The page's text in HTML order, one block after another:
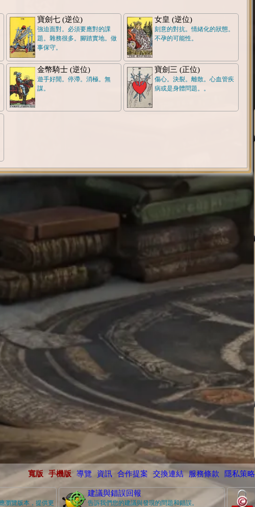
寶劍七 (逆位)
強迫面對。必須要應對的課
題。雜務很多。腳踏實地。做
事保守。
女皇 (逆位)
刻意的對抗。情緒化的狀態。
不孕的可能性。
金幣騎士 (逆位)
遊手好閒。停滯。消極。無
謀。
寶劍三 (正位)
傷心。決裂。離散。心血管疾
病或是身體問題。。
寬版 手機版 導覽 資訊 合作提案 交換連結 服務條款 隱私策略
瀏覽版本，提供更
建議與錯誤回報
告訴我們您的建議與發現的問題和錯誤。